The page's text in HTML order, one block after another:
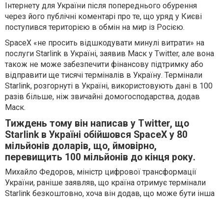
Інтернету для України після попереднього обурення
через його публічні коментарі про те, що уряд у Києві
поступився територією в обмін на мир із Росією.
SpaceX «не просить відшкодувати минулі витрати» на
послуги Starlink в Україні, заявив Маск у Twitter, але вона
також не може забезпечити фінансову підтримку або
відправити ще тисячі терміналів в Україну. Термінали
Starlink, розгорнуті в Україні, використовують дані в 100
разів більше, ніж звичайні домогосподарства, додав
Маск.
Тиждень тому він написав у Twitter, що
Starlink в Україні обійшовся SpaceX у 80
мільйонів доларів, що, ймовірно,
перевищить 100 мільйонів до кінця року.
Михайло Федоров, міністр цифрової трансформації
України, раніше заявляв, що країна отримує термінали
Starlink безкоштовно, хоча він додав, що може бути інша